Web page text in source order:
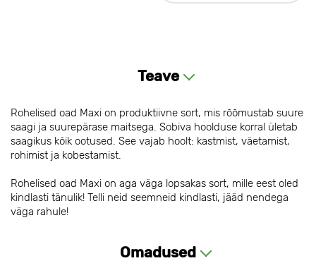
Teave
Rohelised oad Maxi on produktiivne sort, mis rõõmustab suure
saagi ja suurepärase maitsega. Sobiva hoolduse korral ületab
saagikus kõik ootused. See vajab hoolt: kastmist, väetamist,
rohimist ja kobestamist.
Rohelised oad Maxi on aga väga lopsakas sort, mille eest oled
kindlasti tänulik! Telli neid seemneid kindlasti, jääd nendega
väga rahule!
Omadused